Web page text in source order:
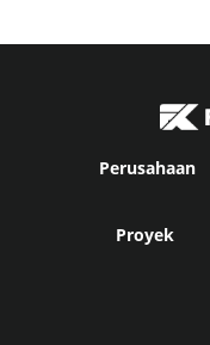
Perusahaan
Proyek